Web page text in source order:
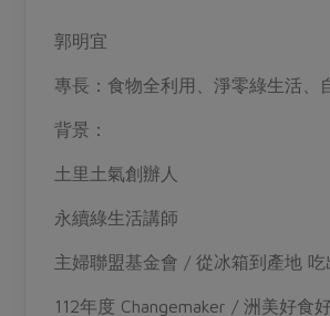
郭明宜
專長：食物全利用、淨零綠生活、
背景：
土里土氣創辦人
永續綠生活講師
主婦聯盟基金會 / 從冰箱到產地 吃
112年度 Changemaker / 洲美好食